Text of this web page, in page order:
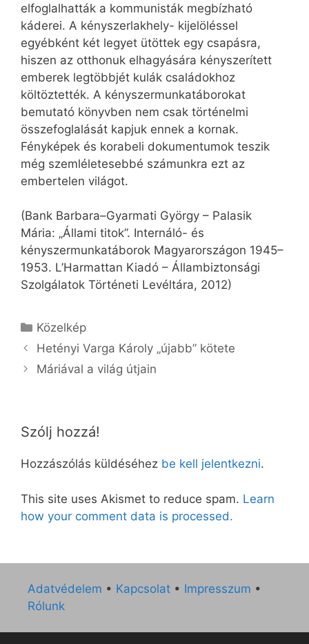
elfoglalhatták a kommunisták megbízható
káderei. A kényszerlakhely- kijelöléssel
egyébként két legyet ütöttek egy csapásra,
hiszen az otthonuk elhagyására kényszerített
emberek legtöbbjét kulák családokhoz
költöztették. A kényszermunkatáborokat
bemutató könyvben nem csak történelmi
összefoglalását kapjuk ennek a kornak.
Fényképek és korabeli dokumentumok teszik
még szemléletesebbé számunkra ezt az
embertelen világot.
(Bank Barbara–Gyarmati György – Palasik
Mária: „Állami titok”. Internáló- és
kényszermunkatáborok Magyarországon 1945–
1953. L’Harmattan Kiadó – Állambiztonsági
Szolgálatok Történeti Levéltára, 2012)
Kategória
Közelkép
Hetényi Varga Károly „újabb” kötete
Máriával a világ útjain
Szólj hozzá!
Hozzászólás küldéséhez be kell jelentkezni.
This site uses Akismet to reduce spam. Learn
how your comment data is processed.
Adatvédelem • Kapcsolat • Impresszum •
Rólunk